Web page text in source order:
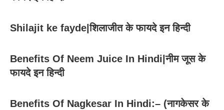
Shilajit ke fayde|शिलाजीत के फायदे इन हिन्दी
Benefits Of Neem Juice In Hindi|नीम जूस के
फायदे इन हिन्दी
Benefits Of Nagkesar In Hindi:– (नागकेसर के